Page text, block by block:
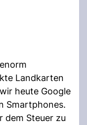
Landkarten
heute Google
Smartphones.
dem Steuer zu